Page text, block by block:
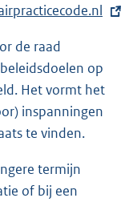
de raad
op
Het vormt het
inspanningen
te vinden.
termijn
of bij een